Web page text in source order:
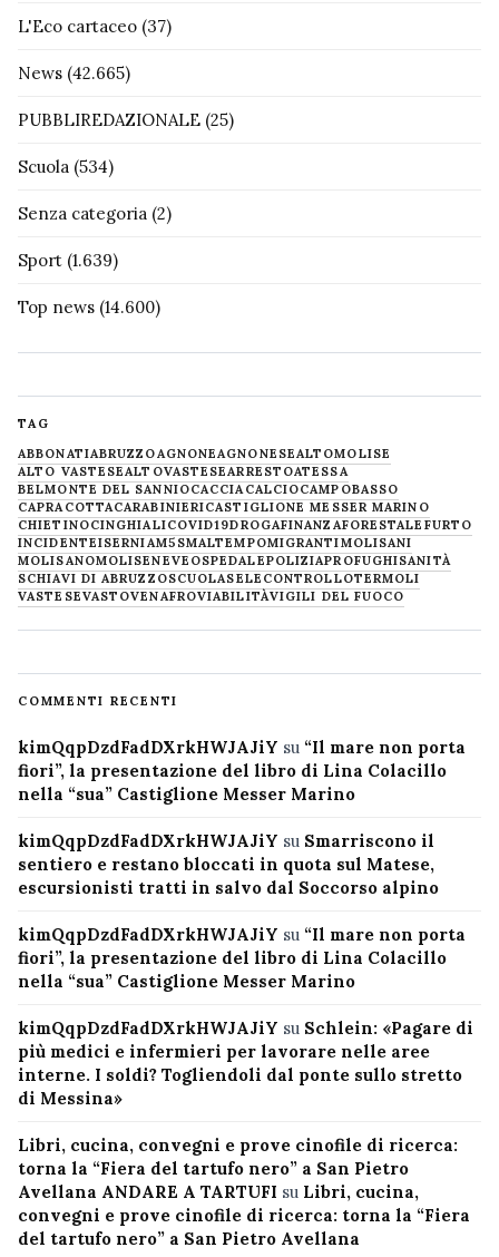
L'Eco cartaceo (37)
News (42.665)
PUBBLIREDAZIONALE (25)
Scuola (534)
Senza categoria (2)
Sport (1.639)
Top news (14.600)
TAG
ABBONATIABRUZZOAGNONEAGNONESEALTOMOLISE
ALTO VASTESEALTOVASTESEARRESTOATESSA
BELMONTE DEL SANNIOCACCIACALCIOCAMPOBASSO
CAPRACOTTACARABINIERICASTIGLIONE MESSER MARINO
CHIETINOCINGHIALICOVID19DROGAFINANZAFORESTALE FURTO
INCIDENTEISERNIAM5SMALTEMPOMIGRANTIMOLISANI
MOLISANOMOLISENEVE OSPEDALEPOLIZIAPROFUGHISANITÀ
SCHIAVI DI ABRUZZOSCUOLASELECONTROLLOTERMOLI
VASTESEVASTOVENAFROVIABILITÀVIGILI DEL FUOCO
COMMENTI RECENTI
kimQqpDzdFadDXrkHWJAJiY su “Il mare non porta
fiori”, la presentazione del libro di Lina Colacillo
nella “sua” Castiglione Messer Marino
kimQqpDzdFadDXrkHWJAJiY su Smarriscono il
sentiero e restano bloccati in quota sul Matese,
escursionisti tratti in salvo dal Soccorso alpino
kimQqpDzdFadDXrkHWJAJiY su “Il mare non porta
fiori”, la presentazione del libro di Lina Colacillo
nella “sua” Castiglione Messer Marino
kimQqpDzdFadDXrkHWJAJiY su Schlein: «Pagare di
più medici e infermieri per lavorare nelle aree
interne. I soldi? Togliendoli dal ponte sullo stretto
di Messina»
Libri, cucina, convegni e prove cinofile di ricerca:
torna la “Fiera del tartufo nero” a San Pietro
Avellana ANDARE A TARTUFI su Libri, cucina,
convegni e prove cinofile di ricerca: torna la “Fiera
del tartufo nero” a San Pietro Avellana